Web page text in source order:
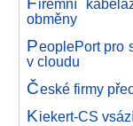
iremní
obměny
PeoplePort pro
v cloudu
České firmy
Kiekert-CS